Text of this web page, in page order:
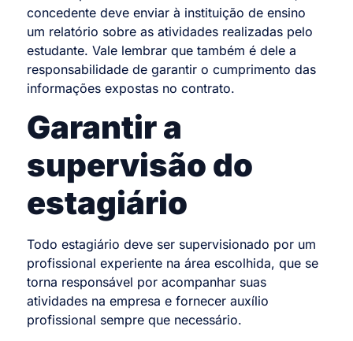
concedente deve enviar à instituição de ensino
um relatório sobre as atividades realizadas pelo
estudante. Vale lembrar que também é dele a
responsabilidade de garantir o cumprimento das
informações expostas no contrato.
Garantir a
supervisão do
estagiário
Todo estagiário deve ser supervisionado por um
profissional experiente na área escolhida, que se
torna responsável por acompanhar suas
atividades na empresa e fornecer auxílio
profissional sempre que necessário.